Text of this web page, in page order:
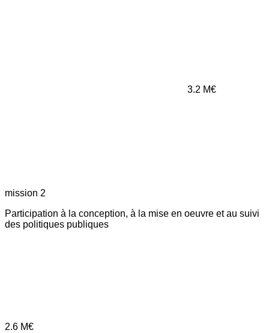
3.2 M€
mission 2
Participation à la conception, à la mise en oeuvre et au suivi
des politiques publiques
2.6 M€